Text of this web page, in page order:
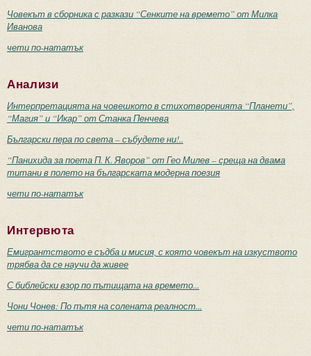
Човекът в сборника с разкази “Сенките на времето” от Милка
Иванова
чети по-нататък
Анализи
Интерпретацията на човешкото в стихотворенията “Планети”,
“Магия” и “Икар” от Станка Пенчева
Български пера по света – събудете ни!..
“Панихида за поета П. К. Яворов” от Гео Милев – среща на двама
титани в полето на българската модерна поезия
чети по-нататък
Интервюта
Емигрантството е съдба и мисия, с която човекът на изкуството
трябва да се научи да живее
С библейски взор по пътищата на времето...
Чони Чонев: По пътя на солената реалност...
чети по-нататък